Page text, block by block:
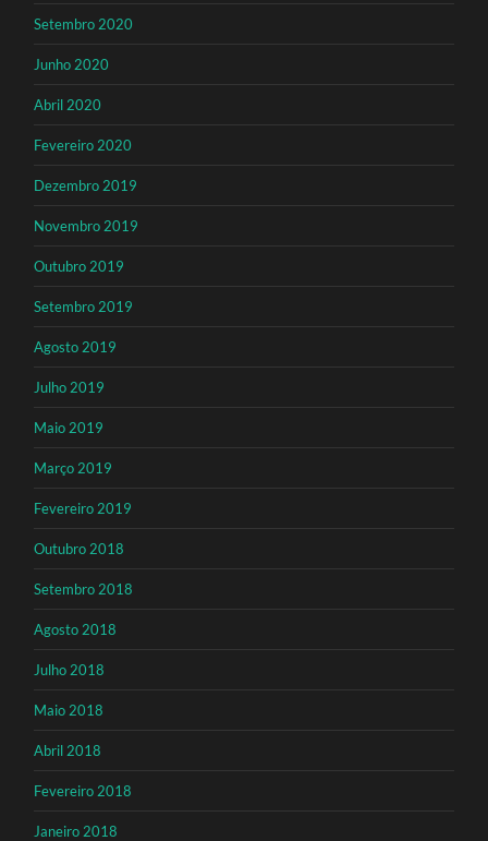
Setembro 2020
Junho 2020
Abril 2020
Fevereiro 2020
Dezembro 2019
Novembro 2019
Outubro 2019
Setembro 2019
Agosto 2019
Julho 2019
Maio 2019
Março 2019
Fevereiro 2019
Outubro 2018
Setembro 2018
Agosto 2018
Julho 2018
Maio 2018
Abril 2018
Fevereiro 2018
Janeiro 2018